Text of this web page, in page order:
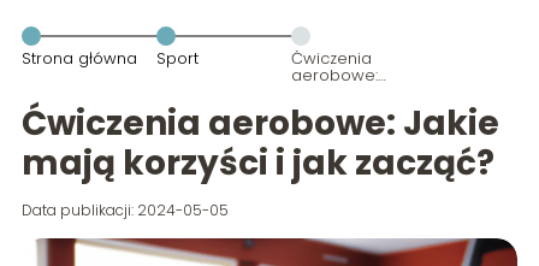
Strona główna Sport Ćwiczenia
aerobowe:
korzyści i jak
zacząć?
Ćwiczenia aerobowe: Jakie
mają korzyści i jak zacząć?
Data publikacji: 2024-05-05